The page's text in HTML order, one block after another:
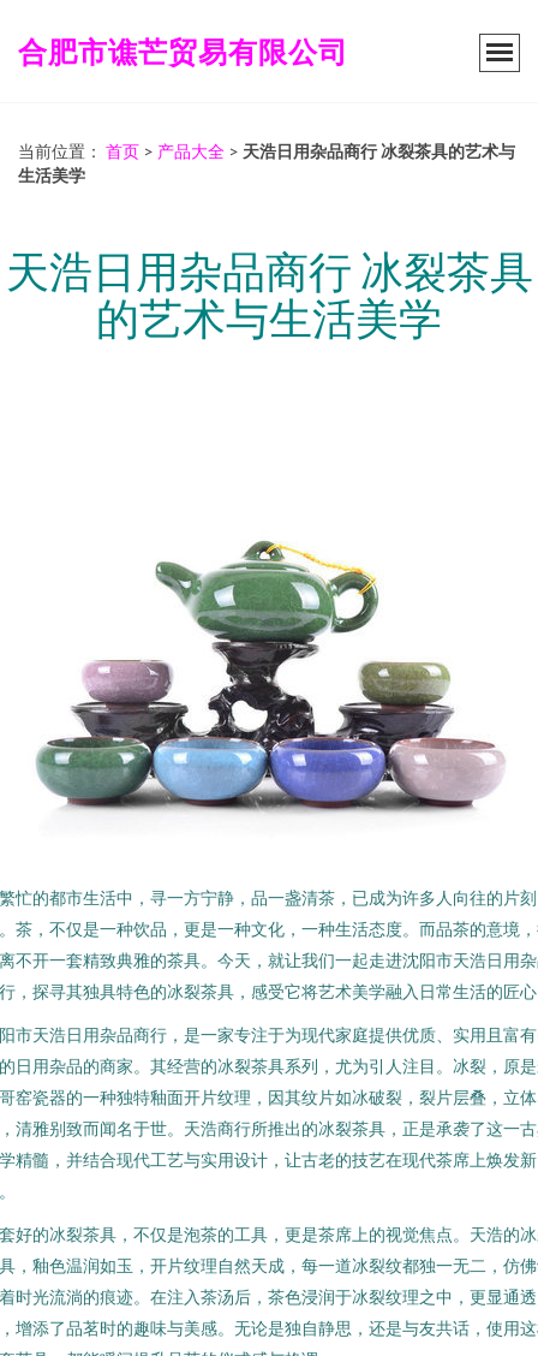
合肥市谯芒贸易有限公司
当前位置： 首页 > 产品大全 > 天浩日用杂品商行 冰裂茶具的艺术与
生活美学
天浩日用杂品商行 冰裂茶具
的艺术与生活美学
忙的都市生活中，寻一方宁静，品一盏清茶，已成为许多人向往的片
茶，不仅是一种饮品，更是一种文化，一种生活态度。而品茶的意境
不开一套精致典雅的茶具。今天，就让我们一起走进沈阳市天浩日用
，探寻其独具特色的冰裂茶具，感受它将艺术美学融入日常生活的匠
市天浩日用杂品商行，是一家专注于为现代家庭提供优质、实用且富
日用杂品的商家。其经营的冰裂茶具系列，尤为引人注目。冰裂，原
窑瓷器的一种独特釉面开片纹理，因其纹片如冰破裂，裂片层叠，立
清雅别致而闻名于世。天浩商行所推出的冰裂茶具，正是承袭了这一
精髓，并结合现代工艺与实用设计，让古老的技艺在现代茶席上焕发新
好的冰裂茶具，不仅是泡茶的工具，更是茶席上的视觉焦点。天浩的
，釉色温润如玉，开片纹理自然天成，每一道冰裂纹都独一无二，仿
时光流淌的痕迹。在注入茶汤后，茶色浸润于冰裂纹理之中，更显通
增添了品茗时的趣味与美感。无论是独自静思，还是与友共话，使用